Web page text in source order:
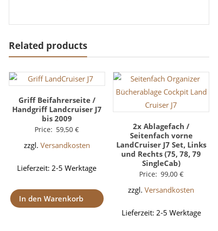
Related products
Griff Beifahrerseite /
Handgriff Landcruiser J7
bis 2009
Price: 59,50€
zzgl. Versandkosten
Lieferzeit:2-5 Werktage
In den Warenkorb
2x Ablagefach /
Seitenfach vorne
LandCruiser J7 Set, Links
und Rechts (75, 78, 79
SingleCab)
Price: 99,00 €
zzgl.Versandkosten
Lieferzeit: 2-5 Werktage